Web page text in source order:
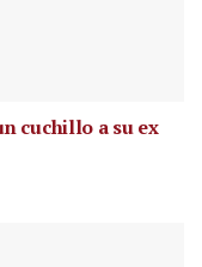
cuchillo a su ex